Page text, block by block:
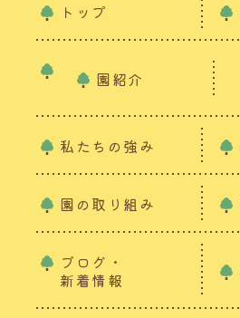
トップ
園紹介
私たちの強み
園の取り組み
ブログ・
新着情報